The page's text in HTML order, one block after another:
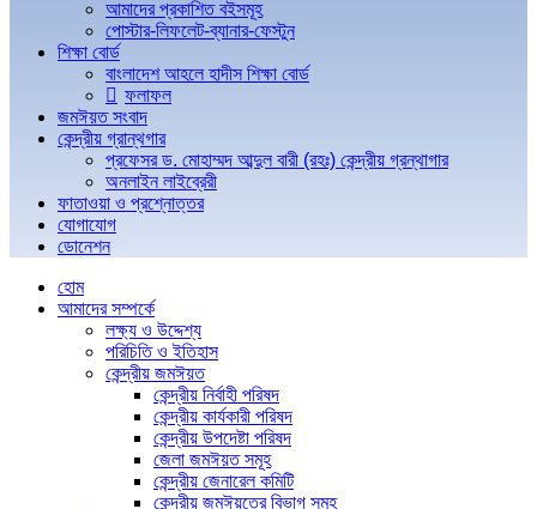
আমাদের প্রকাশিত বইসমূহ
পোস্টার-লিফলেট-ব্যানার-ফেস্টুন
শিক্ষা বোর্ড
বাংলাদেশ আহলে হাদীস শিক্ষা বোর্ড
ফলাফল
জমঈয়ত সংবাদ
কেন্দ্রীয় গ্রান্থগার
প্রফেসর ড. মোহাম্মদ আব্দুল বারী (রহঃ) কেন্দ্রীয় গ্রন্থাগার
অনলাইন লাইব্রেরী
ফাতাওয়া ও প্রশ্নোত্তর
যোগাযোগ
ডোনেশন
হোম
আমাদের সম্পর্কে
লক্ষ্য ও উদ্দেশ্য
পরিচিতি ও ইতিহাস
কেন্দ্রীয় জমঈয়ত
কেন্দ্রীয় নির্বাহী পরিষদ
কেন্দ্রীয় কার্যকারী পরিষদ
কেন্দ্রীয় উপদেষ্টা পরিষদ
জেলা জমঈয়ত সমূহ
কেন্দ্রীয় জেনারেল কমিটি
কেন্দ্রীয় জমঈয়তের বিভাগ সমূহ